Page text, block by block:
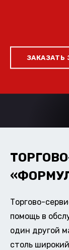
ЗАКАЗАТЬ
Торгово-
помощь в
один другой
столь